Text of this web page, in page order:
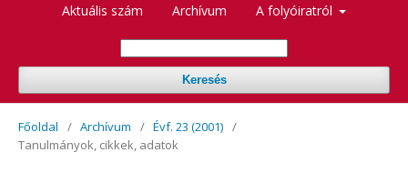
Aktuális szám Archívum A folyóiratról
Keresés
Főoldal / Archívum / Évf. 23 (2001) /
Tanulmányok, cikkek, adatok